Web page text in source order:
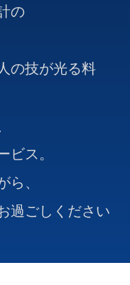
の
の技が光る料
ビス。
ら、
過ごしください